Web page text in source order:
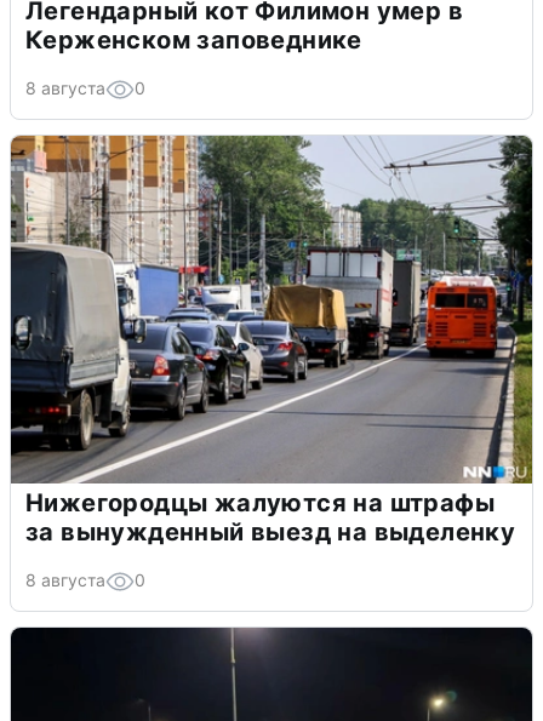
Легендарный кот Филимон умер в
Керженском заповеднике
8 августа 0
Нижегородцы жалуются на штрафы
за вынужденный выезд на выделенку
8 августа 0